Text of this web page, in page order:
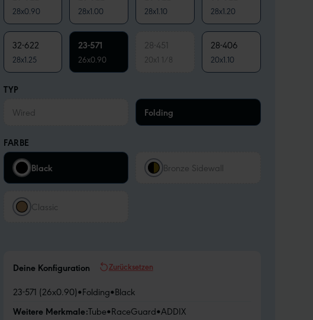
28x0.90 28x1.00 28x1.10 28x1.20
32-622
28x1.25
23-571
26x0.90
28-451
20x1 1/8
28-406
20x1.10
TYP
Wired Folding
FARBE
Black
Bronze Sidewall
Classic
Deine Konfiguration Zurücksetzen
23-571 (26x0.90)•Folding•Black
Weitere Merkmale:Tube•RaceGuard•ADDIX